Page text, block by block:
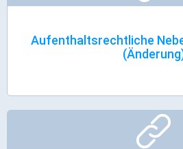
Aufenthaltsrechtliche